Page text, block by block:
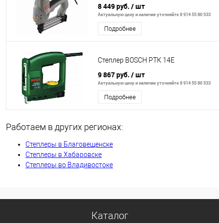
3
8 449 руб. / шт
Актуальную цену и наличие уточняйте 8 914 55 80 533
Подробнее
Степлер BOSCH РТК 14Е
9 867 руб. / шт
Актуальную цену и наличие уточняйте 8 914 55 80 533
Подробнее
Работаем в других регионах:
Степлеры в Благовещенске
Степлеры в Хабаровске
Степлеры во Владивостоке
Каталог